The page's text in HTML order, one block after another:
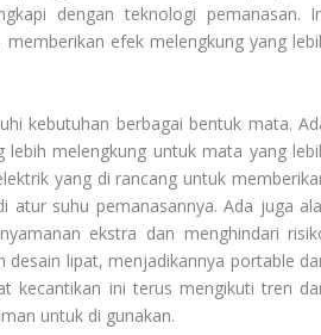
dengan teknologi pemanasan.
efek melengkung yang
kebutuhan berbagai bentuk mata.
melengkung untuk mata yang
yang di rancang untuk
atur suhu pemanasannya. Ada juga
ekstra dan menghindari
desain lipat, menjadikannya portable
kecantikan ini terus mengikuti tren
untuk di gunakan.